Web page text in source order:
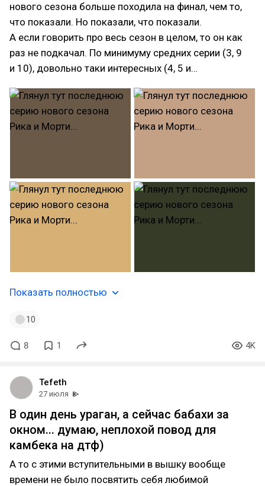
нового сезона больше походила на финал, чем то,
что показали. Но показали, что показали.
А если говорить про весь сезон в целом, то он как
раз не подкачал. По минимуму средних серии (3, 9
и 10), довольно таки интересных (4, 5 и…
Показать полностью
10
8 1 4K
Tefeth
27 июля
В один день ураган, а сейчас бабахи за
окном... думаю, неплохой повод для
камбека на дтф)
А то с этими вступительными в вышку вообще
времени не было посвятить себя любимой